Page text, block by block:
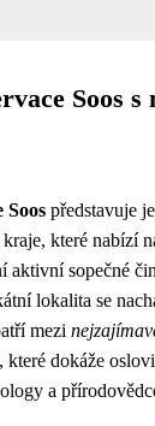
Soos
Soos představuje
které nabízí
aktivní sopečné
lokalita se
mezi
, které dokáže
a